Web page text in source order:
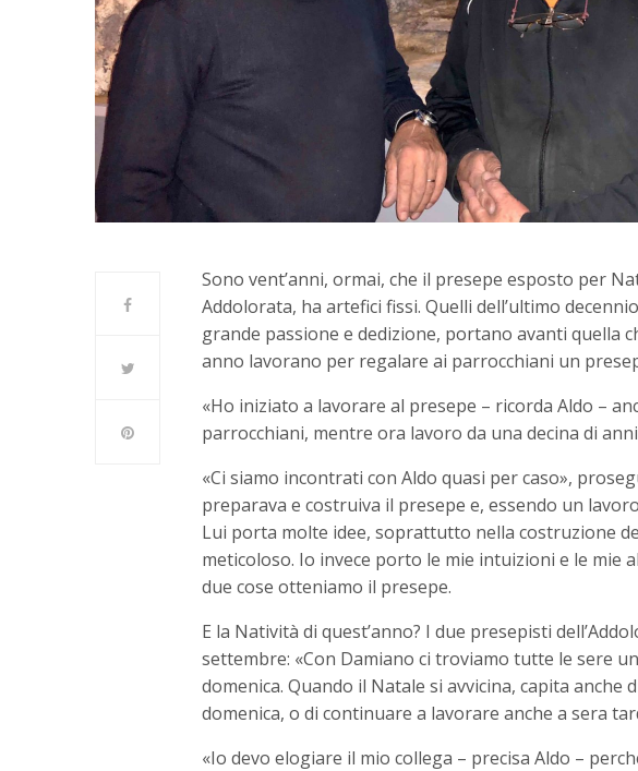
Sono vent’anni, ormai, che il presepe esposto per
Addolorata, ha artefici fissi. Quelli dell’ultimo
grande passione e dedizione, portano avanti quella
anno lavorano per regalare ai parrocchiani un
«Ho iniziato a lavorare al presepe – ricorda Aldo –
parrocchiani, mentre ora lavoro da una decina di
«Ci siamo incontrati con Aldo quasi per caso»,
preparava e costruiva il presepe e, essendo un
Lui porta molte idee, soprattutto nella costruzione
meticoloso. Io invece porto le mie intuizioni e le mie
due cose otteniamo il presepe.
E la Natività di quest’anno? I due presepisti
settembre: «Con Damiano ci troviamo tutte le sere
domenica. Quando il Natale si avvicina, capita anche
domenica, o di continuare a lavorare anche a sera
«Io devo elogiare il mio collega – precisa Aldo –